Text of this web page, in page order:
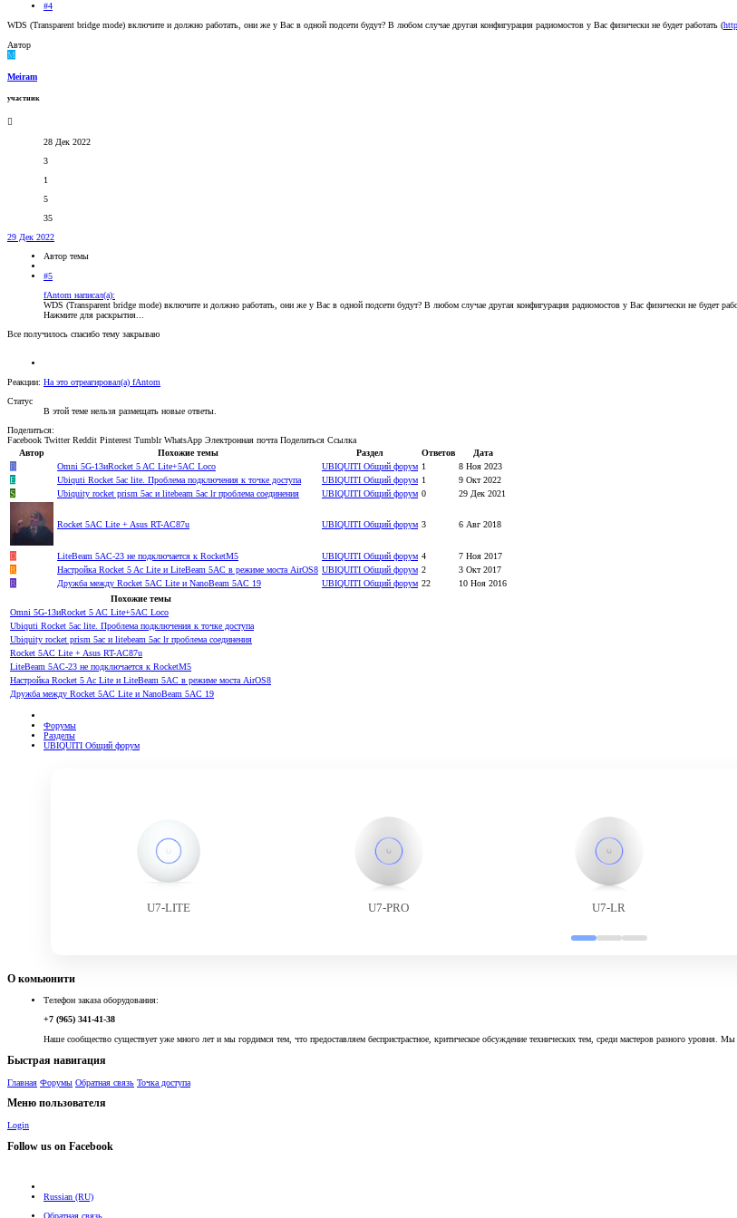
#4
WDS (Transparent bridge mode) включите и должно работать, они же у Вас в одной подсети будут? В любом случае другая конфигурация радиомостов у Вас физически не будет работать (
Автор
M
Meiram
участник
28 Дек 2022
3
1
5
35
29 Дек 2022
Автор темы
#5
fAntom написал(а):
WDS (Transparent bridge mode) включите и должно работать, они же у Вас в одной подсети будут? В любом случае другая конфигурация радиомостов у Вас физически не будет
Нажмите для раскрытия...
Все получилось спасибо тему закрываю
Реакции: На это отреагировал(а) fAntom
Статус
В этой теме нельзя размещать новые ответы.
Поделиться:
Facebook Twitter Reddit Pinterest Tumblr WhatsApp Электронная почта Поделиться Ссылка
Автор
Похожие темы Раздел Ответов
Дата
B
Omni 5G-13иRocket 5 AC Lite+5AC Loco UBIQUITI Общий форум 1
8 Ноя 2023
E
Ubiquti Rocket 5ac lite. Проблема подключения к точке доступа UBIQUITI Общий форум 1
9 Окт 2022
S
Ubiquity rocket prism 5ac и litebeam 5ac lr проблема соединения UBIQUITI Общий форум 0 29 Дек 2021
Rocket 5AC Lite + Asus RT-AC87u UBIQUITI Общий форум 3 6 Авг 2018
D LiteBeam 5AC-23 не подключается к RocketM5 UBIQUITI Общий форум 4
7 Ноя 2017
R
Настройка Rocket 5 Ac Lite и LiteBeam 5AC в режиме моста AirOS8 UBIQUITI Общий форум 2
3 Окт 2017
R
Дружба между Rocket 5AC Lite и NanoBeam 5AC 19 UBIQUITI Общий форум 22
10 Ноя 2016
Похожие темы
Omni 5G-13иRocket 5 AC Lite+5AC Loco
Ubiquti Rocket 5ac lite. Проблема подключения к точке доступа
Ubiquity rocket prism 5ac и litebeam 5ac lr проблема соединения
Rocket 5AC Lite + Asus RT-AC87u
LiteBeam 5AC-23 не подключается к RocketM5
Настройка Rocket 5 Ac Lite и LiteBeam 5AC в режиме моста AirOS8
Дружба между Rocket 5AC Lite и NanoBeam 5AC 19
Форумы
Разделы
UBIQUITI Общий форум
U7-LITE U7-PRO U7-LR
О комьюнити
Телефон заказа оборудования:
+7 (965) 341-41-38
Наше сообщество существует уже много лет и мы гордимся тем, что предоставляем беспристрастное, критическое обсуждение технических тем, среди мастеров разного
Быстрая навигация
Главная Форумы Обратная связь Точка доступа
Меню пользователя
Login
Follow us on Facebook
Russian (RU)